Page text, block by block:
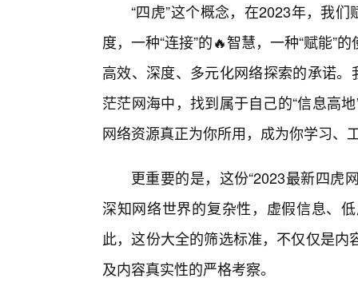
“四虎”这个概念，在2023年，我
度，一种“连接”的🔥智慧，一种“赋能”
高效、深度、多元化网络探索的承诺
茫茫网海中，找到属于自己的“信息高
网络资源真正为你所用，成为你学习、
更重要的是，这份“2023最新四虎
深知网络世界的复杂性，虚假信息、
此，这份大全的筛选标准，不仅仅是
及内容真实性的严格考察。